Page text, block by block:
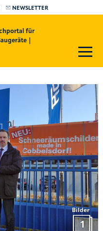
NEWSLETTER
für
|
Bilder
1